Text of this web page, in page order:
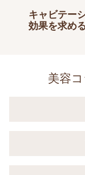
キャビテー
効果を求め
美容